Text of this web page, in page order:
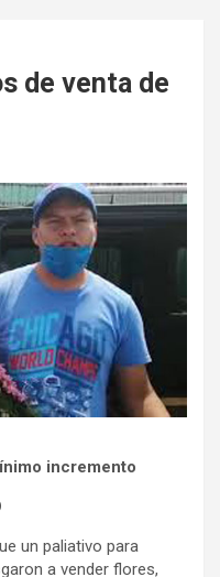
de venta de
incremento
un paliativo para
a vender flores,